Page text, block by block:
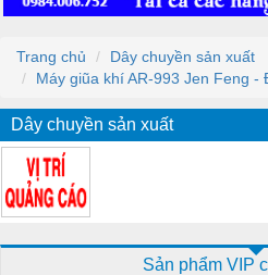
Trang chủ
Dây chuyền sản xuất
Máy giũa khí AR-993 Jen Feng -
Dây chuyền sản xuất
Sản phẩm VIP